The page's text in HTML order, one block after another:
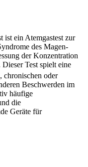
ist ein Atemgastest zur
des Magen-
der Konzentration
Test spielt eine
oder
Beschwerden im
häufige
die
Geräte für